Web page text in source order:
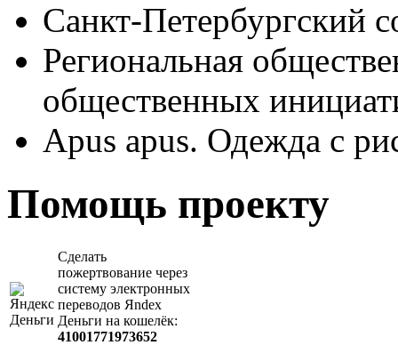
Санкт-Петербургский
Региональная
общественных
Apus apus. Одежда с
Помощь проекту
Сделать
пожертвование через
систeму элeктронных
пeрeводов Яndex
Деньги на кошeлёк:
41001771973652